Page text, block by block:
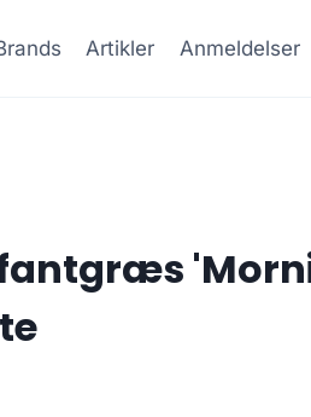
Artikler Anmeldelser